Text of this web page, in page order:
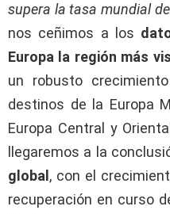
supera la tasa mundial
nos ceñimos a los
Europa la región más
un robusto
destinos de la Europa
Europa Central y
llegaremos a la
global , con el
recuperación en curso